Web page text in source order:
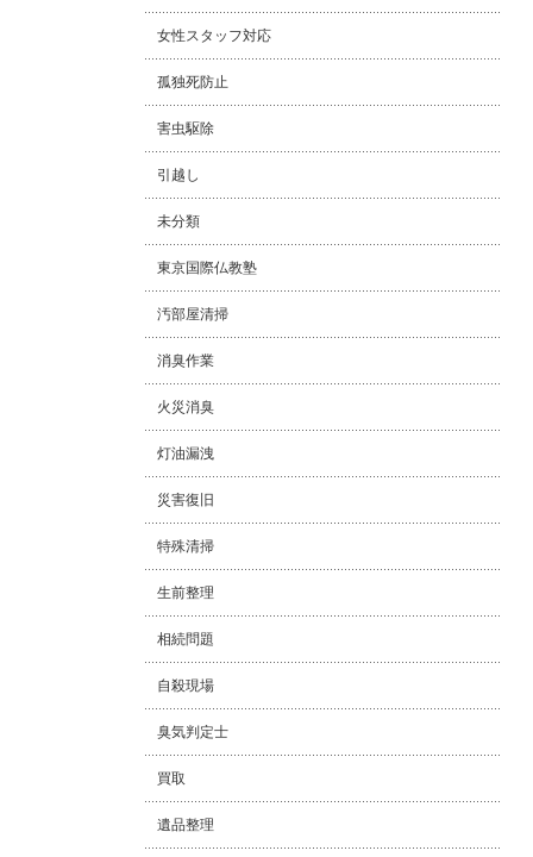
女性スタッフ対応
孤独死防止
害虫駆除
引越し
未分類
東京国際仏教塾
汚部屋清掃
消臭作業
火災消臭
灯油漏洩
災害復旧
特殊清掃
生前整理
相続問題
自殺現場
臭気判定士
買取
遺品整理